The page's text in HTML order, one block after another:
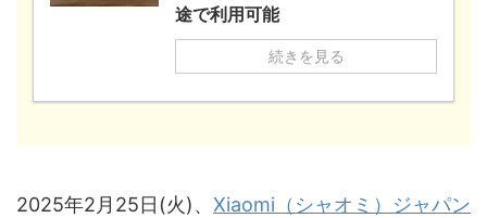
途で利用可能
続きを見る
2025年2月25日(火)、 Xiaomi（シャオミ）ジャパン